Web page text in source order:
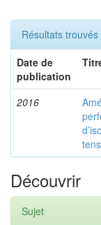
Résultats
Date de
publication
2016
Découvrir
Sujet